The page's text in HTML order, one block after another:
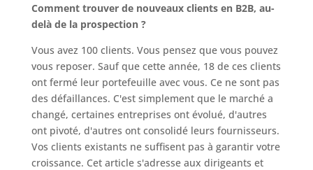
Comment trouver de nouveaux clients en B2B, au-
delà de la prospection ?
Vous avez 100 clients. Vous pensez que vous pouvez
vous reposer. Sauf que cette année, 18 de ces clients
ont fermé leur portefeuille avec vous. Ce ne sont pas
des défaillances. C'est simplement que le marché a
changé, certaines entreprises ont évolué, d'autres
ont pivoté, d'autres ont consolidé leurs fournisseurs.
Vos clients existants ne suffisent pas à garantir votre
croissance. Cet article s'adresse aux dirigeants et